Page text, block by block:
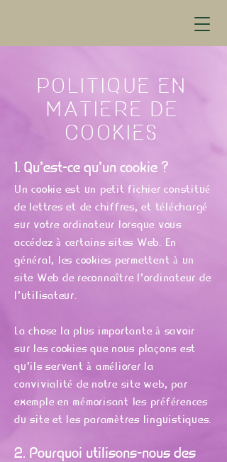
POLITIQUE EN
MATIERE DE
COOKIES
1. Qu'est-ce qu'un cookie ?
Un cookie est un petit fichier constitué
de lettres et de chiffres, et téléchargé
sur votre ordinateur lorsque vous
accédez à certains sites Web. En
général, les cookies permettent à un
site Web de reconnaître l'ordinateur de
l’utilisateur.
La chose la plus importante à savoir
sur les cookies que nous plaçons est
qu'ils servent à améliorer la
convivialité de notre site web, par
exemple en mémorisant les préférences
du site et les paramètres linguistiques.
2. Pourquoi utilisons-nous des